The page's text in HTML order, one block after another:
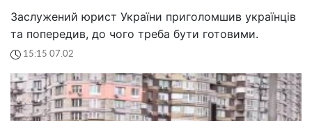
Заслужений юрист України приголомшив українців
та попередив, до чого треба бути готовими.
15:15 07.02